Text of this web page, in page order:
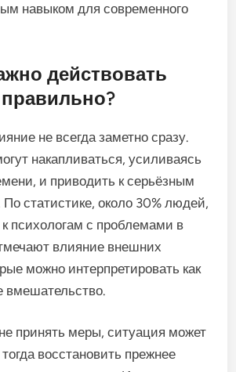
навыком для современного
действовать
не всегда заметно сразу.
накапливаться, усиливаясь
и приводить к серьёзным
статистике, около 30% людей,
психологам с проблемами в
влияние внешних
можно интерпретировать как
вмешательство.
принять меры, ситуация может
восстановить прежнее